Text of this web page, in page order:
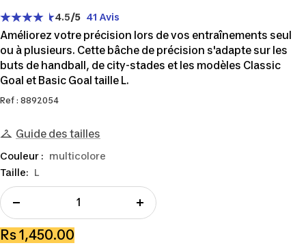
4.5/5 41 Avis
Améliorez votre précision lors de vos entraînements seul
ou à plusieurs. Cette bâche de précision s'adapte sur les
buts de handball, de city-stades et les modèles Classic
Goal et Basic Goal taille L.
Ref : 8892054
Guide des tailles
Taille: L
Couleur : multicolore
la
quantité
Augmenter
Prix
Rs 1,450.00